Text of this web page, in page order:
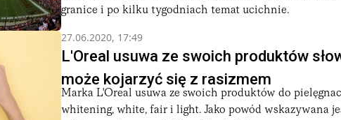
granice i po kilku tygodniach temat ucichnie.
27.06.2020, 17:49
L'Oreal usuwa ze swoich produktów
może kojarzyć się z rasizmem
Marka L'Oreal usuwa ze swoich produktów do
whitening, white, fair i light. Jako powód wskazywana